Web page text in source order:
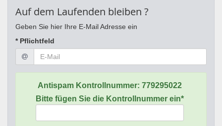
Auf dem Laufenden bleiben ?
Geben Sie hier Ihre E-Mail Adresse ein
* Pflichtfeld
Antispam Kontrollnummer: 779295022
Bitte fügen Sie die Kontrollnummer ein*